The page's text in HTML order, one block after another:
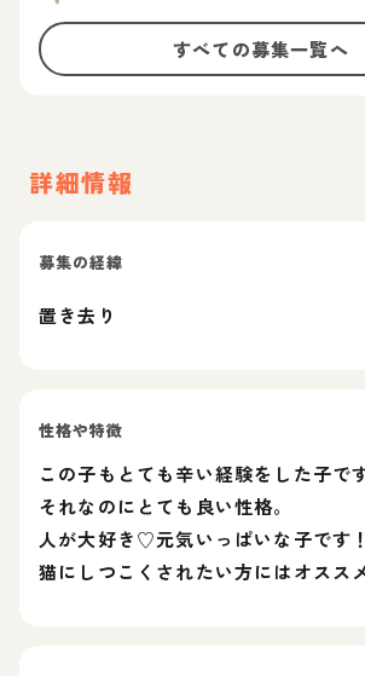
すべての募集一覧へ
詳細情報
募集の経緯
置き去り
性格や特徴
この子もとても辛い経験をした子です
それなのにとても良い性格。
人が大好き♡元気いっぱいな子です！
猫にしつこくされたい方にはオスス